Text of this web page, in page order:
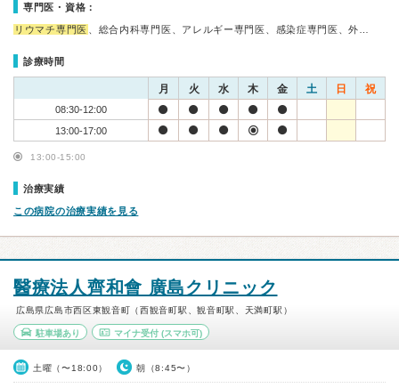
専門医・資格：
リウマチ専門医 、総合内科専門医、アレルギー専門医、感染症専門医、外…
診療時間
月 火 水 木 金 土 日 祝
08:30-12:00
13:00-17:00
13:00-15:00
治療実績
この病院の治療実績を見る
醫療法人齊和會 廣島クリニック
広島県広島市西区東観音町（西観音町駅、観音町駅、天満町駅）
駐車場あり マイナ受付(スマホ可)
土曜（〜18:00） 朝（8:45〜）